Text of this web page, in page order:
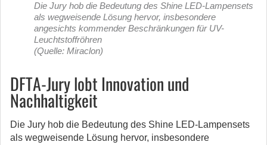
Die Jury hob die Bedeutung des Shine LED-Lampensets
als wegweisende Lösung hervor, insbesondere
angesichts kommender Beschränkungen für UV-
Leuchtstoffröhren
(Quelle: Miraclon)
DFTA-Jury lobt Innovation und
Nachhaltigkeit
Die Jury hob die Bedeutung des Shine LED-Lampensets
als wegweisende Lösung hervor, insbesondere